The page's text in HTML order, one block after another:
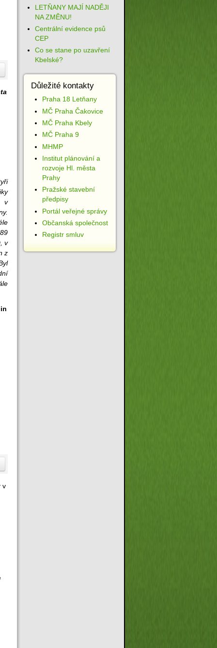
v
v
z
v
LETŇANY MAJÍ NADĚJI
NA ZMĚNU!
Centrální evidence psů
CEP
Co se stane po uzavření
Kbelské?
Důležité kontakty
Praha 18 Letňany
MČ Praha Čakovice
MČ Praha Kbely
MČ Praha 9
MHMP
Institut plánování a
rozvoje Hl. města
Prahy
Pražské stavební
předpisy
Portál veřejné správy
Občanská společnost
Registr smluv